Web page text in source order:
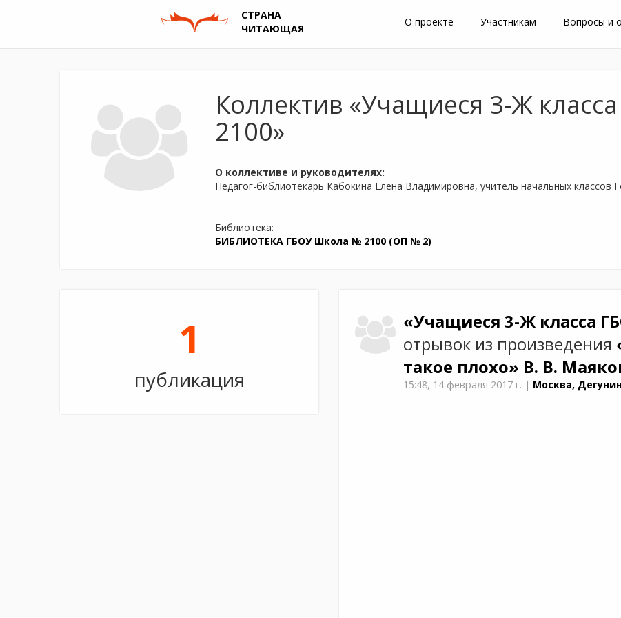
СТРАНА
ЧИТАЮЩАЯ
О проекте Участникам Вопросы и
Коллектив «Учащиеся 3-Ж
2100»
О коллективе и руководителях:
Педагог-библиотекарь Кабокина Елена Владимировна, учитель начальных классов
Библиотека:
БИБЛИОТЕКА ГБОУ Школа № 2100 (ОП № 2)
1
публикация
«Учащиеся 3-Ж класса
отрывок из произведения
такое плохо» В. В.
15:48, 14 февраля 2017 г. | Москва,